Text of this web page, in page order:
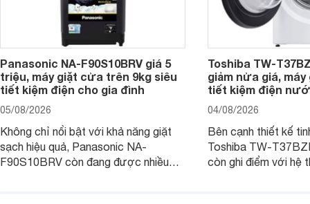
Panasonic NA-F90S10BRV giá 5
triệu, máy giặt cửa trên 9kg siêu
tiết kiệm điện cho gia đình
05/08/2026
Không chỉ nổi bật với khả năng giặt
sạch hiệu quả, Panasonic NA-
F90S10BRV còn đang được nhiều
Toshiba TW-
giảm nửa giá,
tiết kiệm điện
04/08/2026
Bên cạnh thiết kế
Toshiba TW-
còn ghi điểm với hệ